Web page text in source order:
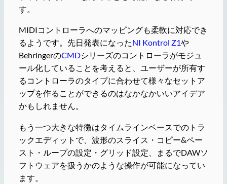
す。
MIDIコントローラへのマッピングも柔軟に対応でき
るようです。先日発表になったNI Kontrol Z1や
BehringerのCMDシリーズのコントローラがモジュ
ール化していることを考えると、ユーザーが所有す
るコントローラのタイプに合わせて様々なセットア
ップを作ることができるのはなかなかいいアイデア
かもしれません。
もう一つ大きな特徴はタイムラインベースでのトラ
ックエディットで、波形のスライス・コピー&ペー
スト・ループの設定・グリッド設定、まるでDAWソ
フトウェアを扱うかのような操作が可能になってい
ます。